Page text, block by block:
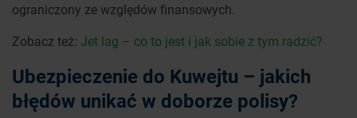
ograniczony ze względów finansowych.
Zobacz też: Jet lag – co to jest i jak sobie z tym radzić?
Ubezpieczenie do Kuwejtu – jakich
błędów unikać w doborze polisy?